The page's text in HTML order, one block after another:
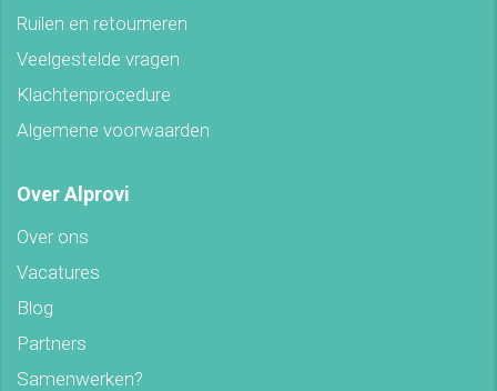
Ruilen en retourneren
Veelgestelde vragen
Klachtenprocedure
Algemene voorwaarden
Over Alprovi
Over ons
Vacatures
Blog
Partners
Samenwerken?